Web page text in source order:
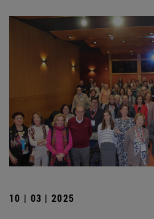
10 | 03 | 2025